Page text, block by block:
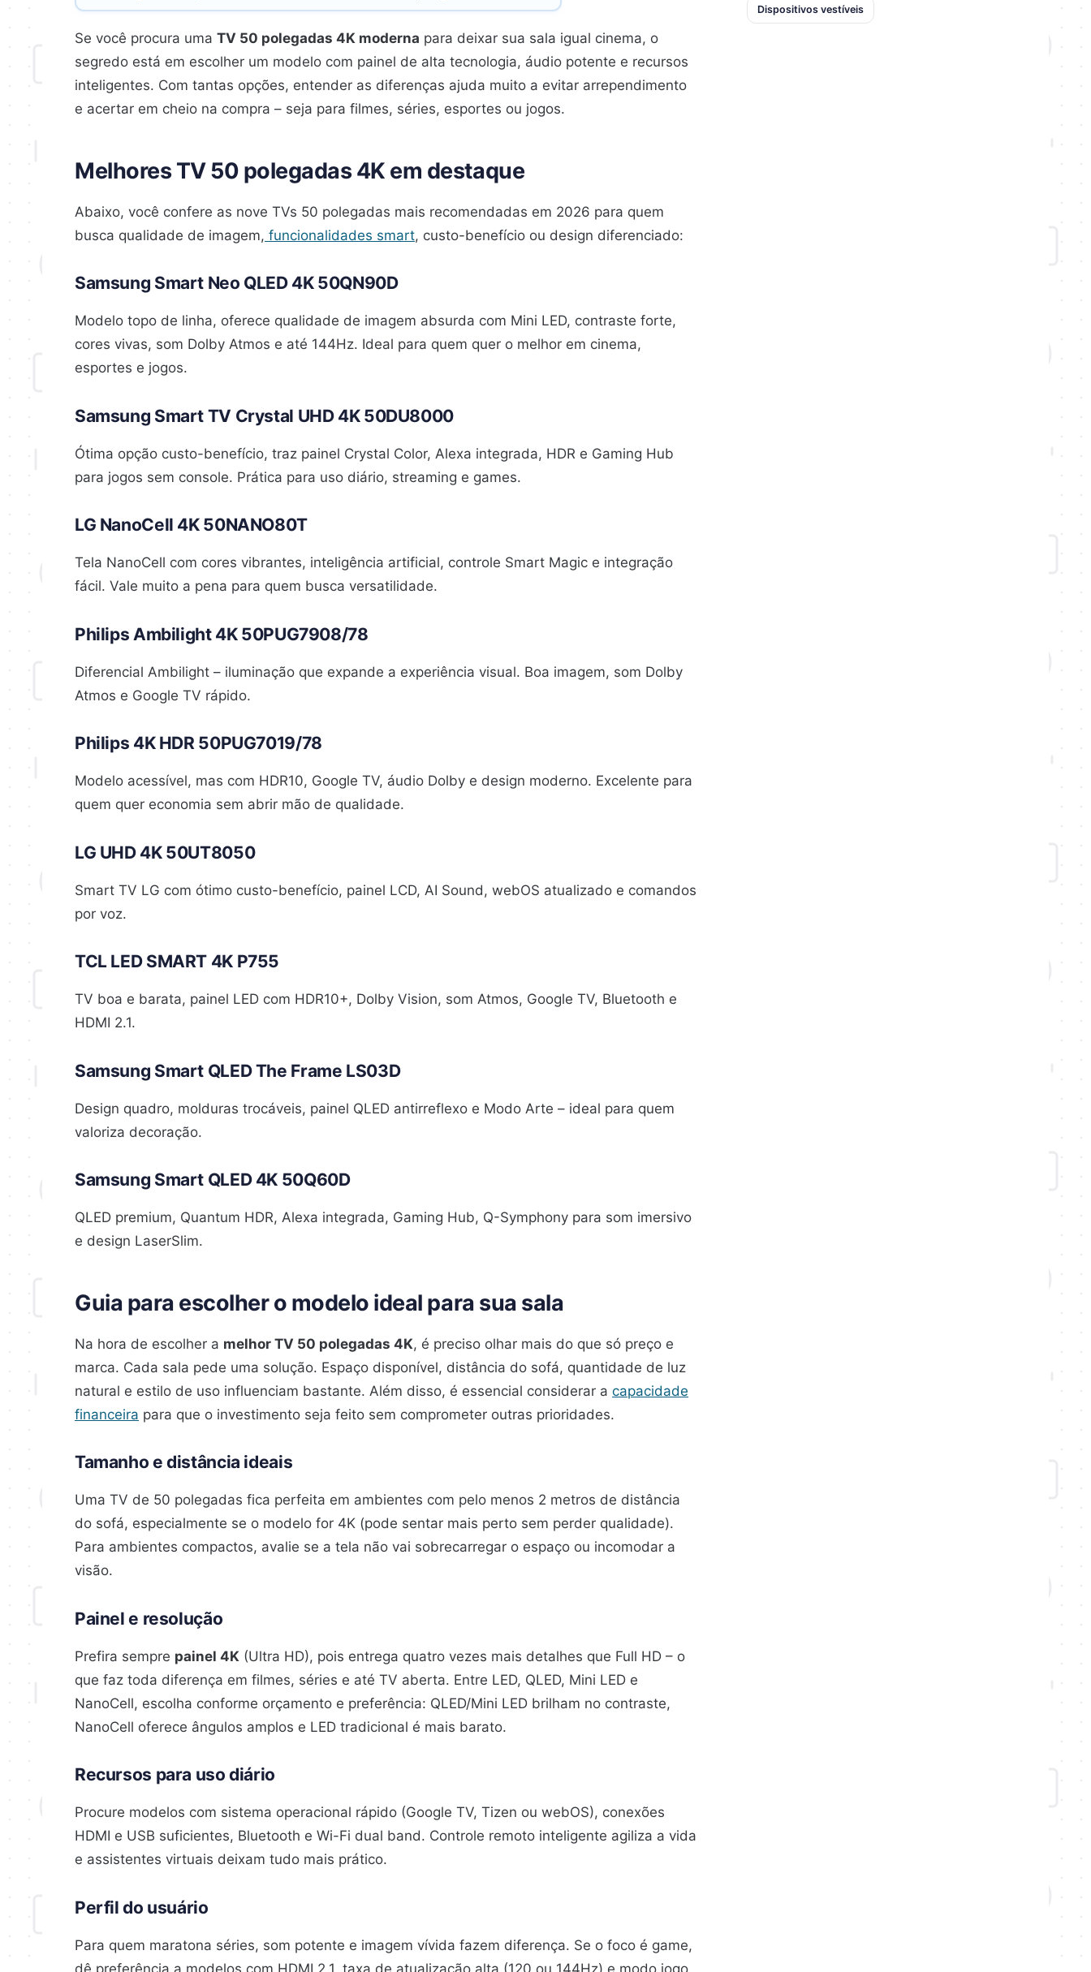
Se você procura uma TV 50 polegadas 4K moderna para deixar sua sala igual cinema, o
segredo está em escolher um modelo com painel de alta tecnologia, áudio potente e recursos
inteligentes. Com tantas opções, entender as diferenças ajuda muito a evitar arrependimento
e acertar em cheio na compra – seja para filmes, séries, esportes ou jogos.
Melhores TV 50 polegadas 4K em destaque
Abaixo, você confere as nove TVs 50 polegadas mais recomendadas em 2026 para quem
busca qualidade de imagem, funcionalidades smart, custo-benefício ou design diferenciado:
Samsung Smart Neo QLED 4K 50QN90D
Modelo topo de linha, oferece qualidade de imagem absurda com Mini LED, contraste forte,
cores vivas, som Dolby Atmos e até 144Hz. Ideal para quem quer o melhor em cinema,
esportes e jogos.
Samsung Smart TV Crystal UHD 4K 50DU8000
Ótima opção custo-benefício, traz painel Crystal Color, Alexa integrada, HDR e Gaming Hub
para jogos sem console. Prática para uso diário, streaming e games.
LG NanoCell 4K 50NANO80T
Tela NanoCell com cores vibrantes, inteligência artificial, controle Smart Magic e integração
fácil. Vale muito a pena para quem busca versatilidade.
Philips Ambilight 4K 50PUG7908/78
Diferencial Ambilight – iluminação que expande a experiência visual. Boa imagem, som Dolby
Atmos e Google TV rápido.
Philips 4K HDR 50PUG7019/78
Modelo acessível, mas com HDR10, Google TV, áudio Dolby e design moderno. Excelente para
quem quer economia sem abrir mão de qualidade.
LG UHD 4K 50UT8050
Smart TV LG com ótimo custo-benefício, painel LCD, AI Sound, webOS atualizado e comandos
por voz.
TCL LED SMART 4K P755
TV boa e barata, painel LED com HDR10+, Dolby Vision, som Atmos, Google TV, Bluetooth e
HDMI 2.1.
Samsung Smart QLED The Frame LS03D
Design quadro, molduras trocáveis, painel QLED antirreflexo e Modo Arte – ideal para quem
valoriza decoração.
Samsung Smart QLED 4K 50Q60D
QLED premium, Quantum HDR, Alexa integrada, Gaming Hub, Q-Symphony para som imersivo
e design LaserSlim.
Guia para escolher o modelo ideal para sua sala
Na hora de escolher a melhor TV 50 polegadas 4K, é preciso olhar mais do que só preço e
marca. Cada sala pede uma solução. Espaço disponível, distância do sofá, quantidade de luz
natural e estilo de uso influenciam bastante. Além disso, é essencial considerar a capacidade
financeira para que o investimento seja feito sem comprometer outras prioridades.
Tamanho e distância ideais
Uma TV de 50 polegadas fica perfeita em ambientes com pelo menos 2 metros de distância
do sofá, especialmente se o modelo for 4K (pode sentar mais perto sem perder qualidade).
Para ambientes compactos, avalie se a tela não vai sobrecarregar o espaço ou incomodar a
visão.
Painel e resolução
Prefira sempre painel 4K (Ultra HD), pois entrega quatro vezes mais detalhes que Full HD – o
que faz toda diferença em filmes, séries e até TV aberta. Entre LED, QLED, Mini LED e
NanoCell, escolha conforme orçamento e preferência: QLED/Mini LED brilham no contraste,
NanoCell oferece ângulos amplos e LED tradicional é mais barato.
Recursos para uso diário
Procure modelos com sistema operacional rápido (Google TV, Tizen ou webOS), conexões
HDMI e USB suficientes, Bluetooth e Wi-Fi dual band. Controle remoto inteligente agiliza a vida
e assistentes virtuais deixam tudo mais prático.
Perfil do usuário
Para quem maratona séries, som potente e imagem vívida fazem diferença. Se o foco é game,
dê preferência a modelos com HDMI 2.1, taxa de atualização alta (120 ou 144Hz) e modo jogo.
Dispositivos vestíveis